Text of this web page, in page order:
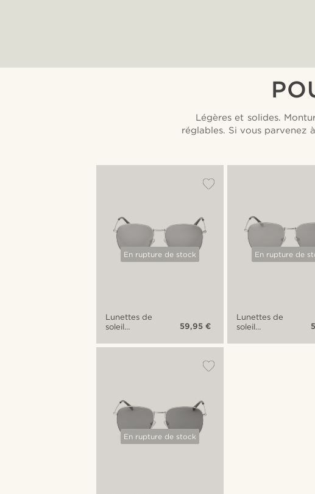
Légères et solides.
réglables. Si vous parvenez
En rupture de stock
Lunettes de
soleil
argentées
59,95 €
En rupture de stock
En rupture de
Lunettes de
soleil
argentées